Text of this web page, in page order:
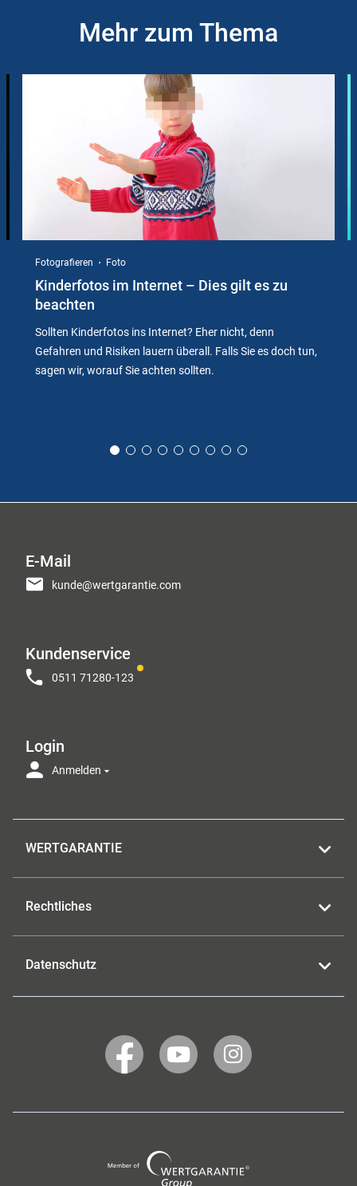
Mehr zum Thema
Fotografieren Foto
Kinderfotos im Internet – Dies gilt es zu
beachten
Sollten Kinderfotos ins Internet? Eher nicht, denn
Gefahren und Risiken lauern überall. Falls Sie es doch tun,
sagen wir, worauf Sie achten sollten.
E-Mail
kunde@wertgarantie.com
Kundenservice
0511 71280-123
Login
Anmelden
WERTGARANTIE
Rechtliches
Datenschutz
WERTGARANTIE
auf
WERTGARANTIE
auf
WERTGARANTIE
auf
Group